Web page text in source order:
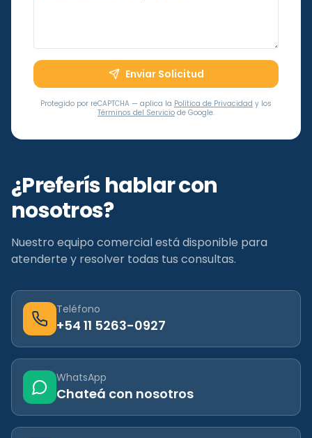
Enviar Solicitud
Protegido por reCAPTCHA — aplica la Política de Privacidad y los
Términos del Servicio de Google.
¿Preferís hablar con
nosotros?
Nuestro equipo comercial está disponible para
atenderte y resolver todas tus consultas.
Teléfono
+54 11 5263-0927
WhatsApp
Chateá con nosotros